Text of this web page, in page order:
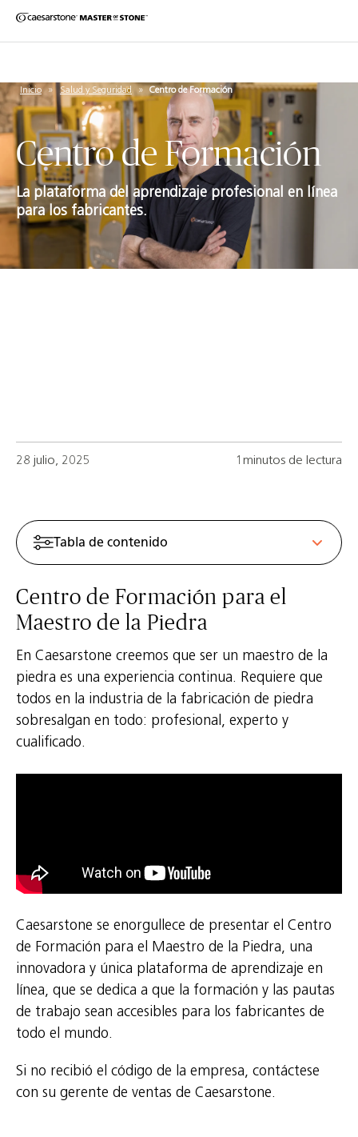
Inicio » Salud y Seguridad » Centro de Formación
Centro de Formación
La plataforma del aprendizaje profesional en línea
para los fabricantes.
Centro de Formación para el
Maestro de la Piedra
En Caesarstone creemos que ser un maestro de la
piedra es una experiencia continua. Requiere que
todos en la industria de la fabricación de piedra
sobresalgan en todo: profesional, experto y
cualificado.
Caesarstone se enorgullece de presentar el Centro
de Formación para el Maestro de la Piedra, una
innovadora y única plataforma de aprendizaje en
línea, que se dedica a que la formación y las pautas
de trabajo sean accesibles para los fabricantes de
todo el mundo.
Si no recibió el código de la empresa, contáctese
con su gerente de ventas de Caesarstone.
28 julio, 2025 1minutos de lectura
Tabla de contenido